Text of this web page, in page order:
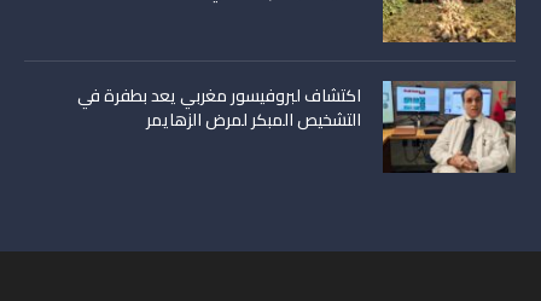
اكتشاف لبروفيسور مغربي يعد بطفرة في
التشخيص المبكر لمرض الزهايمر